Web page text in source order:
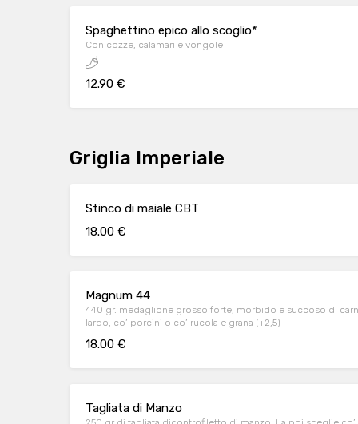
Spaghettino epico allo scoglio*
Con cozze, calamari e vongole
12.90 €
Griglia Imperiale
Stinco di maiale CBT
18.00 €
Magnum 44
440 gr. medaglione grosso forte, morbido e succoso di
lardo, co’ porcini o co’ rucola e grana (+2,5)
18.00 €
Tagliata di Manzo